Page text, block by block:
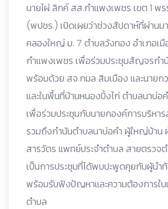
นายไผ่ ลิกค์ สส.กำแพงเพชร เขต 1 พ
(พปชร.) เปิดเผยว่าช่วงสัปดาห์ที่ผ่าน
คลองใหญ่ ม. 7 ตำบลวังทอง อำเภอเ
กำแพงเพชร เพื่อร่วมประชุมสัญจรก
พร้อมด้วย สจ.กมล สิมเมือง และนาย
และในพื้นที่บ้านหนองปิ้งไก่ ตำบลนาบ่อ
เพื่อร่วมประชุมกับนายกองค์การบริหา
รวมถึงกำนันตำบลนาบ่อคำ ผู้ใหญ่บ้าน
สารวัตร แพทย์ประจำตำบล สายตรวจ
เป็นการประชุมที่ได้พบปะพูดคุยกับผู้นำ
พร้อมรับฟังปัญหาและความต้องการใ
ตำบล